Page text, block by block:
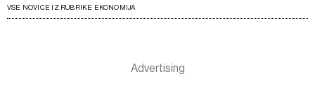
VSE NOVICE IZ RUBRIKE EKONOMIJA